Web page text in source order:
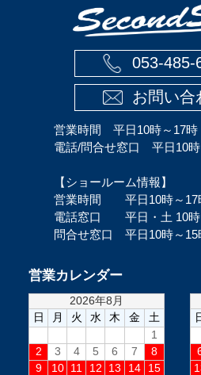
053-485-
お問い合
営業時間 平日10時～17時
電話/問合せ窓口 平日10時
【ショールーム情報】
営業時間 平日10時～17
電話窓口 平日・土 10時
問合せ窓口 平日10時～15
営業カレンダー